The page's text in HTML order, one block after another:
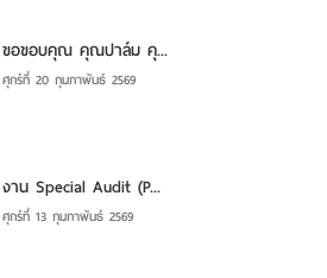
ขอขอบคุณ คุณปาล์ม คุ...
ศุกร์ที่ 20 กุมภาพันธ์ 2569
งาน Special Audit (P...
ศุกร์ที่ 13 กุมภาพันธ์ 2569